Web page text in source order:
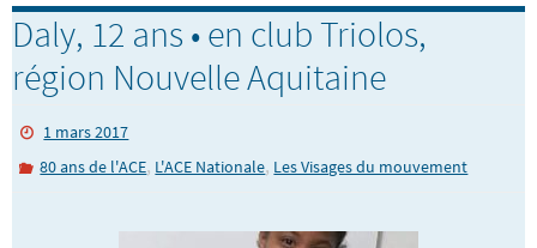
Daly, 12 ans • en club Triolos,
région Nouvelle Aquitaine
1 mars 2017
80 ans de l'ACE, L'ACE Nationale, Les Visages du mouvement